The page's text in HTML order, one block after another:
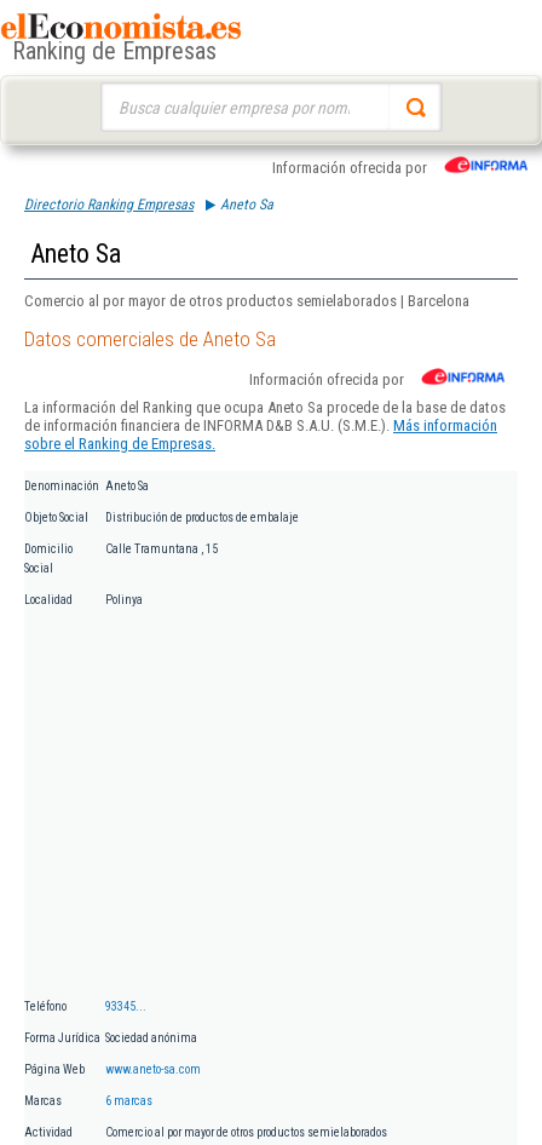
Ranking de Empresas
Información ofrecida por
Directorio Ranking Empresas Aneto Sa
Aneto Sa
Comercio al por mayor de otros productos semielaborados | Barcelona
Datos comerciales de Aneto Sa
Información ofrecida por
La información del Ranking que ocupa Aneto Sa procede de la base de datos
de información financiera de INFORMA D&B S.A.U. (S.M.E.). Más información
sobre el Ranking de Empresas.
Denominación Aneto Sa
Objeto Social Distribución de productos de embalaje
Domicilio
Social
Calle Tramuntana , 15
Localidad Polinya
Teléfono 93345...
Forma Jurídica Sociedad anónima
Página Web www.aneto-sa.com
Marcas 6 marcas
Actividad Comercio al por mayor de otros productos semielaborados